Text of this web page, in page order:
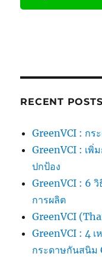
RECENT POSTS
GreenVCI : กร
GreenVCI : เพิ่
ปกป้อง
GreenVCI : 6
การผลิต
GreenVCI
GreenVCI : 4
กระดาษกันสนิม